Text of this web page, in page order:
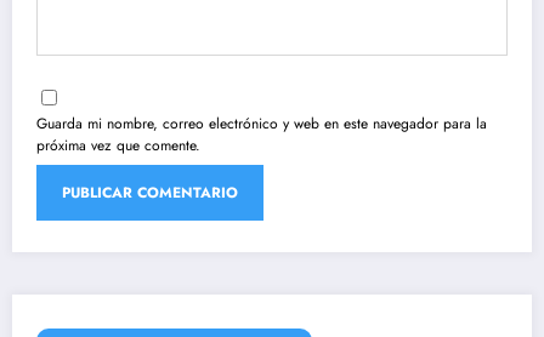
Guarda mi nombre, correo electrónico y web en este navegador para la
próxima vez que comente.